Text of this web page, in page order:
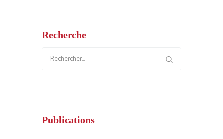
Recherche
Publications